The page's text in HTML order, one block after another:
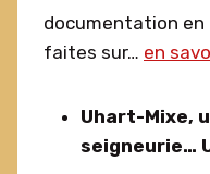
documentation en
faites sur… en
Uhart-Mixe,
seigneurie…